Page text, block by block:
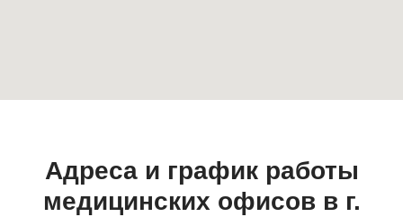
Адреса и график работы
медицинских офисов в г.